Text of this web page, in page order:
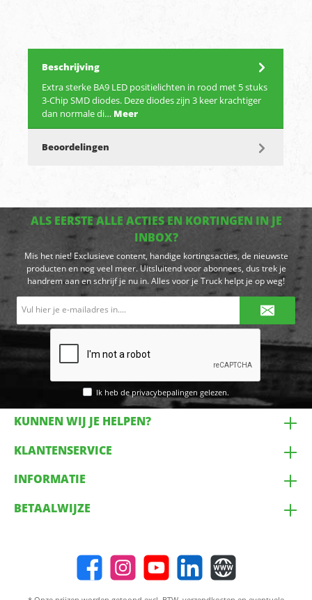
Beschrijving
Extra sterke BA9 LED positielichten in rood met 5 stuks
3-Chip SMD diodes. Deze diodes zijn 3 keer krachtiger
dan normale di… Meer
Beoordelingen
ALS EERSTE ALLE ACTIES EN KORTINGEN IN JE
INBOX?
Mis het niet! Exclusieve content, handige kortingsacties, de nieuwste
producten en nog veel meer. Uitsluitend voor abonnees, dus trek je
handrem aan en schrijf je nu in. Alles voor je Truck helpt je op weg!
Ik heb de privacybepalingen gelezen.
KUNNEN WIJ JE HELPEN?
KLANTENSERVICE
INFORMATIE
BETAALWIJZE